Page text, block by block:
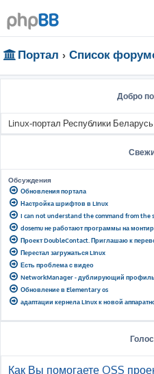
Портал Список
Добро
Linux-портал Республики
Обсуждения
Обновления портала
Настройка шрифтов в Linux
I can not understand the command from the
dosemu не работают программы на
Проект DoubleContact. Приглашаю к
Перестал загружаться Linux
Есть проблема с видео
NetworkManager - дублирующий
Обновление в Elementary os
адаптации кернела Linux к новой
Как Вы помогаете OSS